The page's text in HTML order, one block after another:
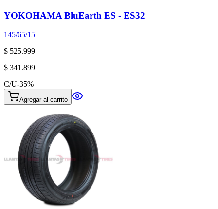
YOKOHAMA BluEarth ES - ES32
145/65/15
$ 525.999
$ 341.899
C/U-35%
Agregar al carrito